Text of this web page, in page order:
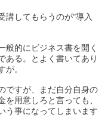
講してもらうのが“導入
般的にビジネス書を開く
ある。とよく書いてあり
が。
ですが、まだ自分自身の
用意しろと言っても、
う事になってしまいます